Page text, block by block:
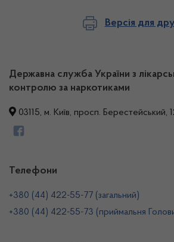
Версія для
Державна служба України з
контролю за наркотиками
03115, м. Київ, просп. Берестейський,
Телефони
+380 (44) 422-55-77 (загальний)
+380 (44) 422-55-73 (приймальня